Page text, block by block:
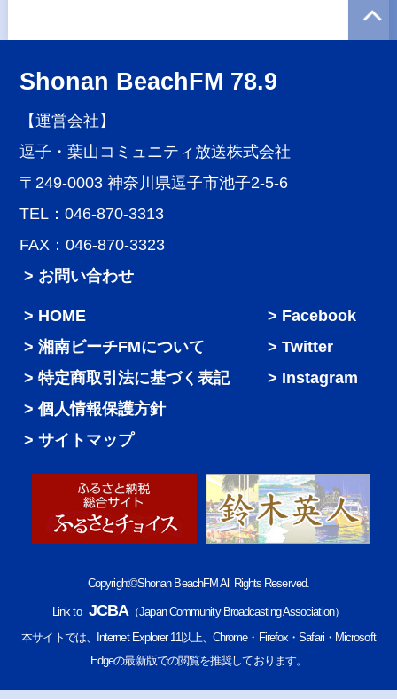
Shonan BeachFM 78.9
【運営会社】
逗子・葉山コミュニティ放送株式会社
〒249-0003 神奈川県逗子市池子2-5-6
TEL：046-870-3313
FAX：046-870-3323
> お問い合わせ
HOME
湘南ビーチFMについて
特定商取引法に基づく表記
個人情報保護方針
サイトマップ
Facebook
Twitter
Instagram
Copyright©Shonan BeachFM All Rights Reserved.
Link to JCBA（Japan Community Broadcasting Association）
本サイトでは、Internet Explorer 11以上、Chrome・Firefox・Safari・Microsoft
Edgeの最新版での閲覧を推奨しております。